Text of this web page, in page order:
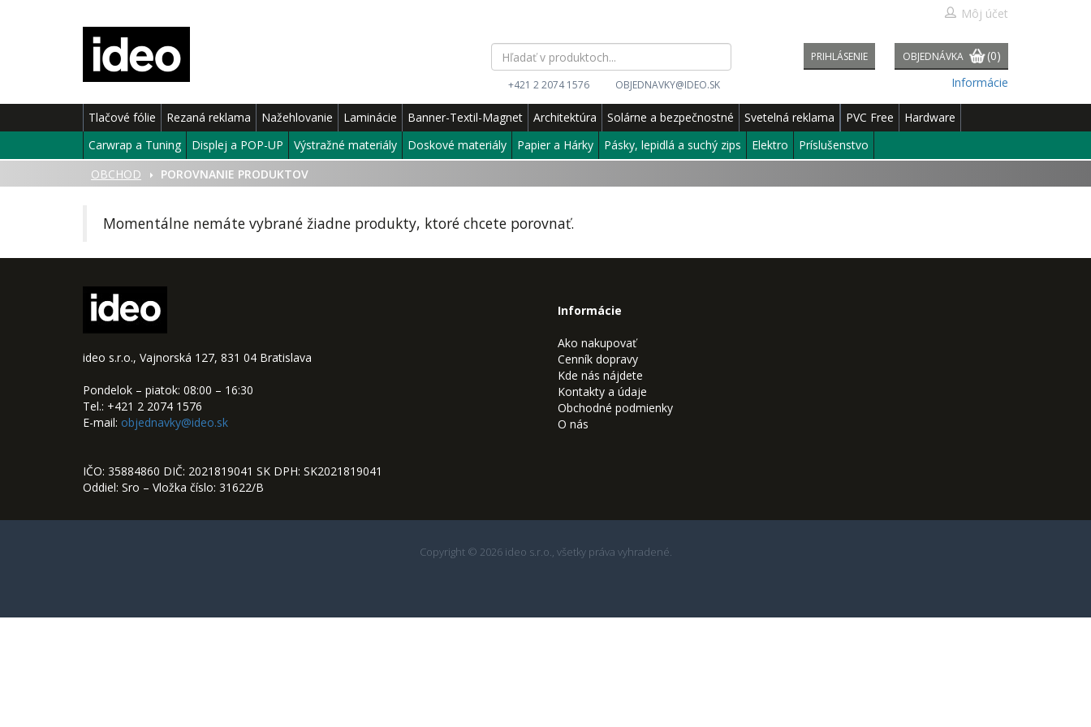
Môj účet
+421 2 2074 1576 OBJEDNAVKY@IDEO.SK
PRIHLÁSENIE OBJEDNÁVKA
(0)
Informácie
Tlačové fólie Rezaná reklama Nažehlovanie Laminácie Banner-Textil-Magnet Architektúra Solárne a bezpečnostné Svetelná reklama PVC Free
Hardware
Carwrap a Tuning
Displej a POP-UP Výstražné materiály Doskové materiály Papier a Hárky Pásky, lepidlá a suchý zips Elektro
Príslušenstvo
ÚVOD
OBCHOD POROVNANIE PRODUKTOV
Momentálne nemáte vybrané žiadne produkty, ktoré chcete porovnať.
ideo s.r.o., Vajnorská 127, 831 04 Bratislava
Pondelok – piatok: 08:00 – 16:30
Tel.: +421 2 2074 1576
E-mail: objednavky@ideo.sk
IČO: 35884860 DIČ: 2021819041 SK DPH: SK2021819041
Oddiel: Sro – Vložka číslo: 31622/B
Informácie
Ako nakupovať
Cenník dopravy
Kde nás nájdete
Kontakty a údaje
Obchodné podmienky
O nás
Copyright © 2026 ideo s.r.o., všetky práva vyhradené.